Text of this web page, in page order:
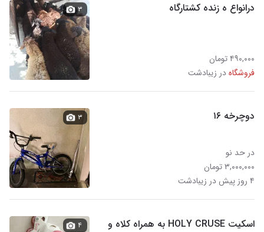
درانواع ه زنده کشتارگاه
۴۹۰,۰۰۰ تومان
فروشگاهدر زیبادشت
۳
دوچرخه ۱۶
در حد نو
۳,۰۰۰,۰۰۰ تومان
۴ روز پیش در زیبادشت
۳
اسکیت HOLY CRUSE به همراه کلاه و
۴